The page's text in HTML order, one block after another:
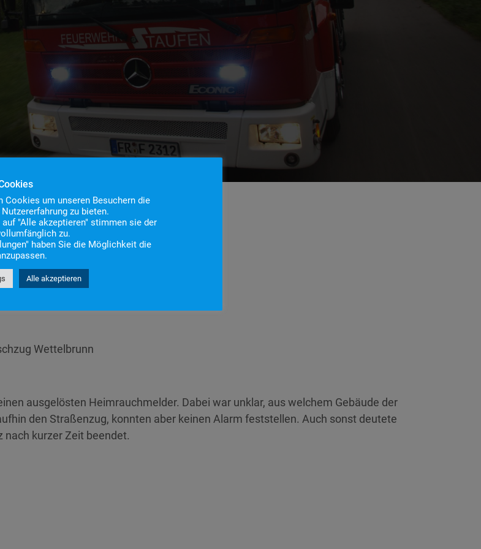
Wettelbrunn
ausgelösten Heimrauchmelder. Dabei war unklar, aus welchem Gebäude der
den Straßenzug, konnten aber keinen Alarm feststellen. Auch sonst deutete
nach kurzer Zeit beendet.
Cookies um unseren Besuchern die
zu bieten.
"Alle akzeptieren" stimmen sie der
zu.
haben Sie die Möglichkeit die
Alle akzeptieren